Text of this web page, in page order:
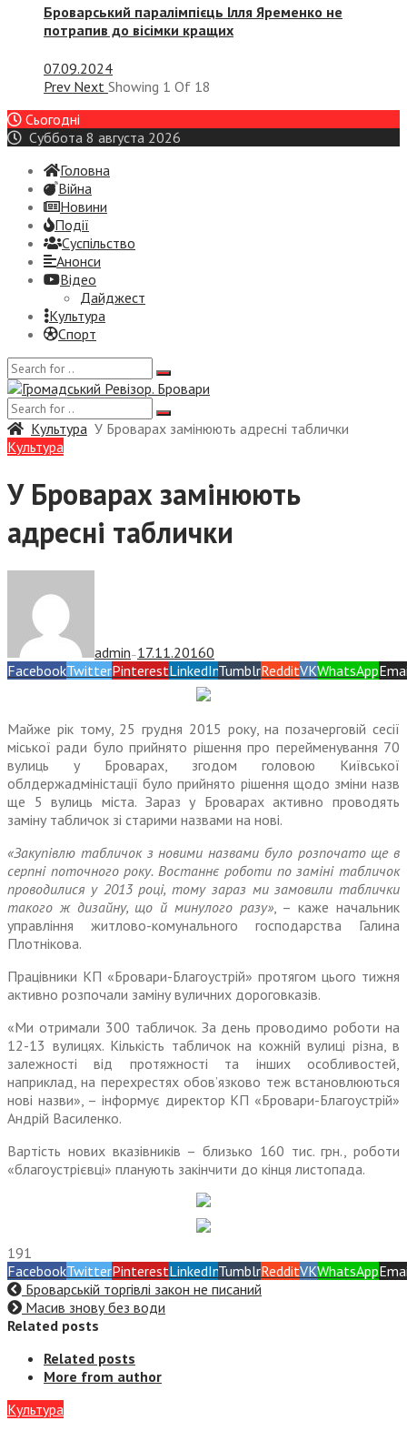
Броварський паралімпієць Ілля Яременко не
потрапив до вісімки кращих
07.09.2024
Prev Next Showing 1 Of 18
Сьогодні
Суббота 8 августа 2026
Головна
Війна
Новини
Події
Суспiльство
Анонси
Відео
Дайджест
Культура
Спорт
Культура У Броварах замінюють адресні таблички
Культура
У Броварах замінюють
адресні таблички
admin — 17.11.20160
FacebookTwitterPinterestLinkedInTumblrRedditVKWhatsApp
Майже рік тому, 25 грудня 2015 року, на позачерговій сесії
міської ради було прийнято рішення про перейменування 70
вулиць у Броварах, згодом головою Київської
облдержадміністації було прийнято рішення щодо зміни назв
ще 5 вулиць міста. Зараз у Броварах активно проводять
заміну табличок зі старими назвами на нові.
«Закупівлю табличок з новими назвами було розпочато ще в
серпні поточного року. Востаннє роботи по заміні табличок
проводилися у 2013 році, тому зараз ми замовили таблички
такого ж дизайну, що й минулого разу», – каже начальник
управління житлово-комунального господарства Галина
Плотнікова.
Працівники КП «Бровари-Благоустрій» протягом цього тижня
активно розпочали заміну вуличних дороговказів.
«Ми отримали 300 табличок. За день проводимо роботи на
12-13 вулицях. Кількість табличок на кожній вулиці різна, в
залежності від протяжності та інших особливостей,
наприклад, на перехрестях обов’язково теж встановлюються
нові назви», – інформує директор КП «Бровари-Благоустрій»
Андрій Василенко.
Вартість нових вказівників – близько 160 тис. грн., роботи
«благоустрієвці» планують закінчити до кінця листопада.
191
FacebookTwitterPinterestLinkedInTumblrRedditVKWhatsApp
Броварській торгівлі закон не писаний
Масив знову без води
Related posts
Related posts
More from author
Культура